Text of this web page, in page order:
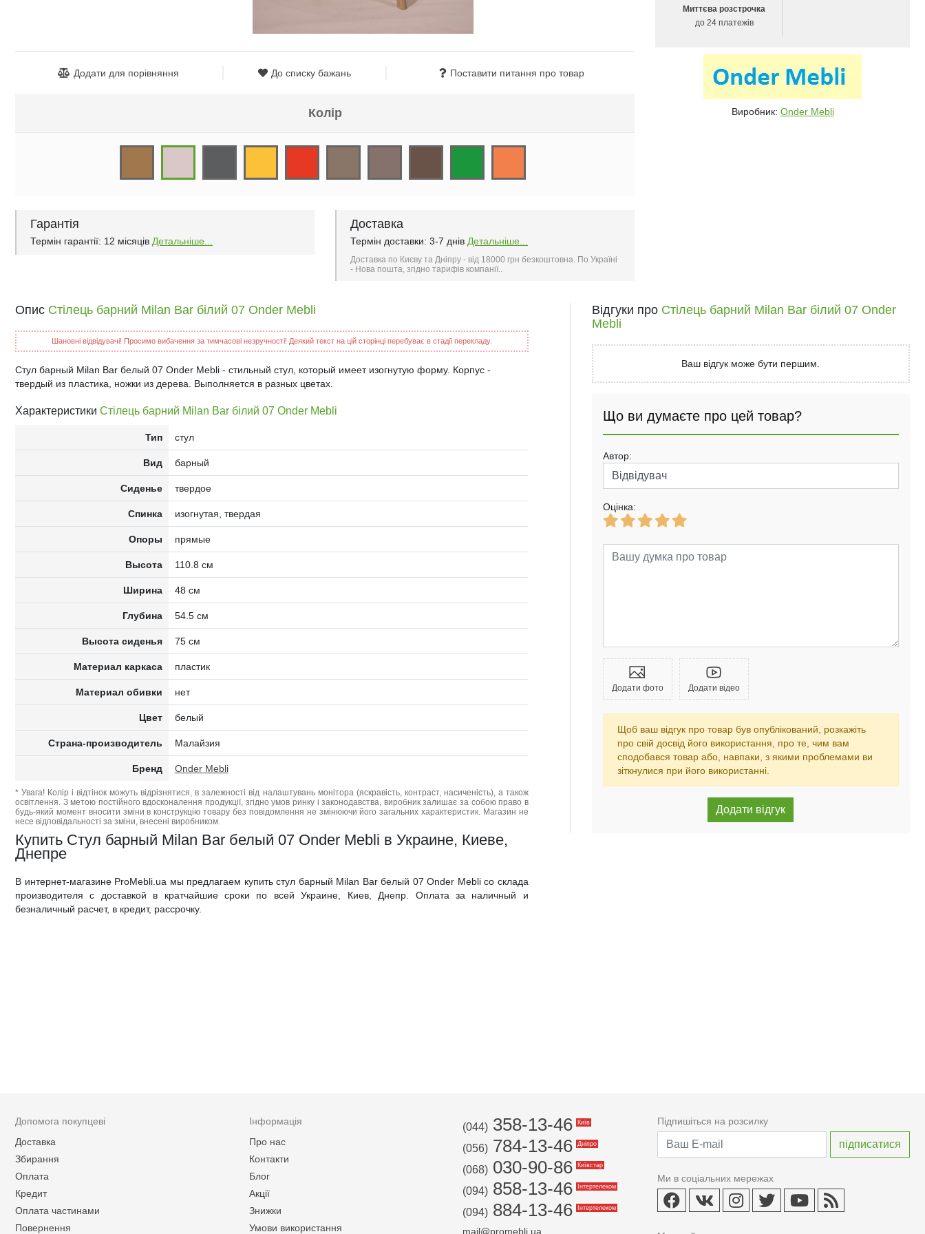
Додати для порівняння До списку бажань Поставити питання про товар
Колір
Гарантія
Термін гарантії: 12 місяців Детальніше...
Доставка
Термін доставки: 3-7 днів Детальніше...
Доставка по Києву та Дніпру - від 18000 грн безкоштовна. По Україні
- Нова пошта, згідно тарифів компанії..
Миттєва розстрочка
до 24 платежів
Виробник: Onder Mebli
Опис Стілець барний Milan Bar білий 07 Onder Mebli
Шановні відвідувачі! Просимо вибачення за тимчасові незручності! Деякий текст на цій сторінці перебуває в стадії перекладу.
Стул барный Milan Bar белый 07 Onder Mebli - стильный стул, который имеет изогнутую форму. Корпус -
твердый из пластика, ножки из дерева. Выполняется в разных цветах.
Характеристики Стілець барний Milan Bar білий 07 Onder Mebli
Тип стул
Вид барный
Сиденье твердое
Спинка изогнутая, твердая
Опоры прямые
Высота 110.8 см
Ширина 48 см
Глубина 54.5 см
Высота сиденья 75 см
Материал каркаса пластик
Материал обивки нет
Цвет белый
Страна-производитель Малайзия
Бренд Onder Mebli
* Увага! Колір і відтінок можуть відрізнятися, в залежності від налаштувань монітора (яскравість, контраст, насиченість), а також
освітлення. З метою постійного вдосконалення продукції, згідно умов ринку і законодавства, виробник залишає за собою право в
будь-який момент вносити зміни в конструкцію товару без повідомлення не змінюючи його загальних характеристик. Магазин не
несе відповідальності за зміни, внесені виробником.
Купить Стул барный Milan Bar белый 07 Onder Mebli в Украине, Киеве,
Днепре
В интернет-магазине ProMebli.ua мы предлагаем купить стул барный Milan Bar белый 07 Onder Mebli со склада
производителя с доставкой в кратчайшие сроки по всей Украине, Киев, Днепр. Оплата за наличный и
безналичный расчет, в кредит, рассрочку.
Відгуки про Стілець барний Milan Bar білий 07 Onder
Mebli
Ваш відгук може бути першим.
Що ви думаєте про цей товар?
Автор:
Оцінка:
Додати фото Додати відео
Щоб ваш відгук про товар був опублікований, розкажіть
про свій досвід його використання, про те, чим вам
сподобався товар або, навпаки, з якими проблемами ви
зіткнулися при його використанні.
Допомога покупцеві
Доставка
Збирання
Оплата
Кредит
Оплата частинами
Повернення
Інформація
Про нас
Контакти
Блог
Акції
Знижки
Умови використання
(044) 358-13-46 Київ
(056) 784-13-46 Дніпро
(068) 030-90-86 Київстар
(094) 858-13-46 Інтертелеком
(094) 884-13-46 Інтертелеком
mail@promebli.ua
Підпишіться на розсилку
Ми в соціальних мережах